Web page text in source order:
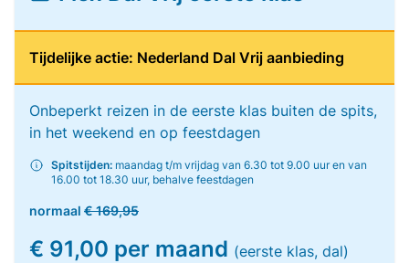
Tijdelijke actie: Nederland Dal Vrij aanbieding
Onbeperkt reizen in de eerste klas buiten de spits,
in het weekend en op feestdagen
Spitstijden: maandag t/m vrijdag van 6.30 tot 9.00 uur en van
16.00 tot 18.30 uur, behalve feestdagen
normaal € 169,95
€ 91,00 per maand (eerste klas, dal)